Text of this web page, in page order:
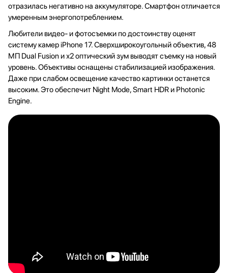
отразилась негативно на аккумуляторе. Смартфон отличается
умеренным энергопотреблением.
Любители видео- и фотосъемки по достоинству оценят
систему камер iPhone 17. Сверхширокоугольный объектив, 48
МП Dual Fusion и х2 оптический зум выводят съемку на новый
уровень. Объективы оснащены стабилизацией изображения.
Даже при слабом освещение качество картинки останется
высоким. Это обеспечит Night Mode, Smart HDR и Photonic
Engine.